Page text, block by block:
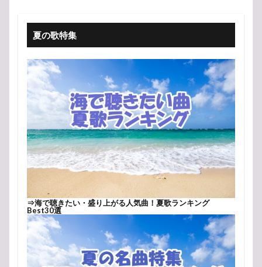
夏の歌特集
⇒海で聴きたい・盛り上がる人気曲！夏歌ランキング
Best30選